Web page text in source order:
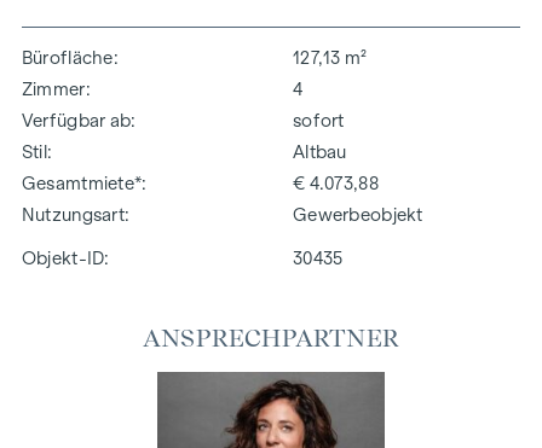
Bürofläche
127,13 m²
Zimmer
4
Verfügbar ab
sofort
Stil
Altbau
Gesamtmiete*
€ 4.073,88
Nutzungsart
Gewerbeobjekt
Objekt-ID: 30435
ANSPRECHPARTNER